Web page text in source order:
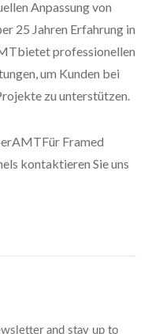
Anpassung von
25 Jahren Erfahrung in
professionellen
um Kunden bei
zu unterstützen.
Framed
kontaktieren Sie uns